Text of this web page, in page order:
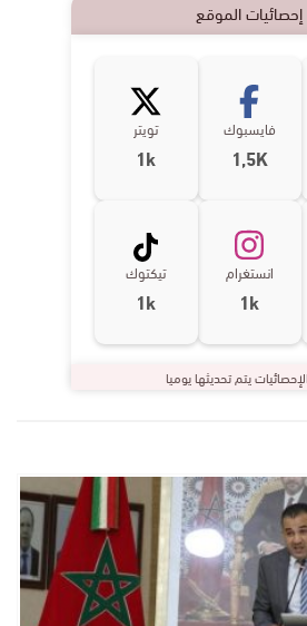
إحصائيات الموقع
فايسبوك
1,5K
تويتر
1k
انستغرام
1k
تيكتوك
1k
يتم تحديثها يوميا